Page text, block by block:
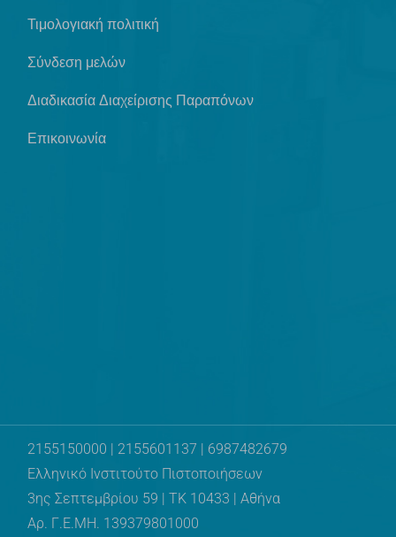
Τιμολογιακή πολιτική
Σύνδεση μελών
Διαδικασία Διαχείρισης Παραπόνων
Επικοινωνία
2155150000 | 2155601137 | 6987482679
Ελληνικό Ινστιτούτο Πιστοποιήσεων
3ης Σεπτεμβρίου 59 | ΤΚ 10433 | Αθήνα
Αρ. Γ.Ε.ΜΗ. 139379801000